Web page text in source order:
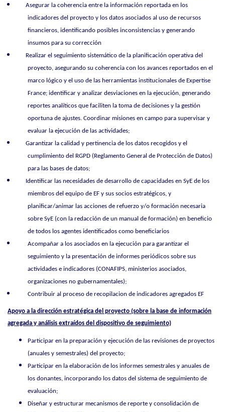
Asegurar la coherencia entre la información reportada en los
indicadores del proyecto y los datos asociados al uso de recursos
financieros, identificando posibles inconsistencias y generando
insumos para su corrección
Realizar el seguimiento sistemático de la planificación operativa del
proyecto, asegurando su coherencia con los avances reportados en el
marco lógico y el uso de las herramientas institucionales de Expertise
France; identificar y analizar desviaciones en la ejecución, generando
reportes analíticos que faciliten la toma de decisiones y la gestión
oportuna de ajustes. Coordinar misiones en campo para supervisar y
evaluar la ejecución de las actividades;
Garantizar la calidad y pertinencia de los datos recogidos y el
cumplimiento del RGPD (Reglamento General de Protección de Datos)
para las bases de datos;
Identificar las necesidades de desarrollo de capacidades en SyE de los
miembros del equipo de EF y sus socios estratégicos, y
planificar/animar las acciones de refuerzo y/o formación necesaria
sobre SyE (con la redacción de un manual de formación) en beneficio
de todos los agentes identificados como beneficiarios
Acompañar a los asociados en la ejecución para garantizar el
seguimiento y la presentación de informes periódicos sobre sus
actividades e indicadores (CONAFIPS, ministerios asociados,
organizaciones no gubernamentales);
Contribuir al proceso de recopilacion de indicadores agregados EF
Apoyo a la dirección estratégica del proyecto (sobre la base de información
agregada y análisis extraídos del dispositivo de seguimiento)
Participar en la preparación y ejecución de las revisiones de proyectos
(anuales y semestrales) del proyecto;
Participar en la elaboración de los informes semestrales y anuales de
los donantes, incorporando los datos del sistema de seguimiento de
evaluación;
Diseñar y estructurar mecanismos de reporte y consolidación de